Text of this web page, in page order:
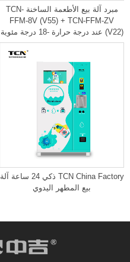
مبرد آلة بيع الأطعمة الساخنة TCN-
FFM-8V (V55) + TCN-FFM-ZV
(V22) عند درجة حرارة -18 درجة مئوية
TCN China Factory ذكي 24 ساعة آلة
بيع المطهر اليدوي